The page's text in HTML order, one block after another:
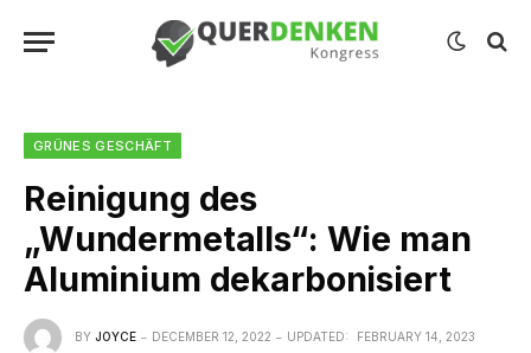
GRÜNES GESCHÄFT
Reinigung des
„Wundermetalls“: Wie man
Aluminium dekarbonisiert
BY JOYCE DECEMBER 12, 2022 UPDATED: FEBRUARY 14, 2023